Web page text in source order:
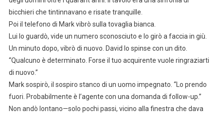
bicchieri che tintinnavano e risate tranquille.
Poi il telefono di Mark vibrò sulla tovaglia bianca.
Lui lo guardò, vide un numero sconosciuto e lo girò a faccia in giù.
Un minuto dopo, vibrò di nuovo. David lo spinse con un dito.
“Qualcuno è determinato. Forse il tuo acquirente vuole ringraziarti
di nuovo.”
Mark sospirò, il sospiro stanco di un uomo impegnato. “Lo prendo
fuori. Probabilmente è l’agente con una domanda di follow-up.”
Non andò lontano—solo pochi passi, vicino alla finestra che dava